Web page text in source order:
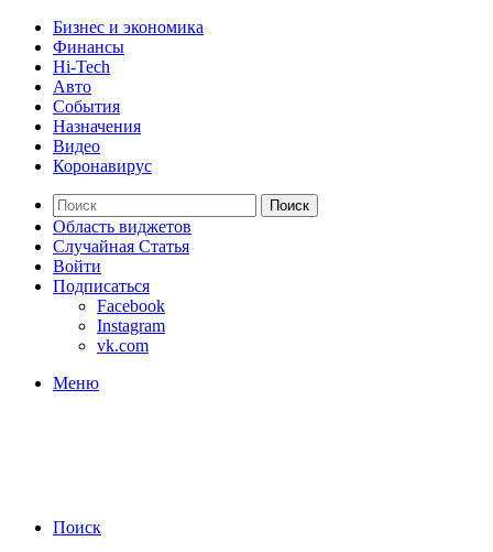
Бизнес и экономика
Финансы
Hi-Tech
Авто
События
Назначения
Видео
Коронавирус
Поиск
Область виджетов
Случайная Статья
Войти
Подписаться
Facebook
Instagram
vk.com
Меню
Поиск